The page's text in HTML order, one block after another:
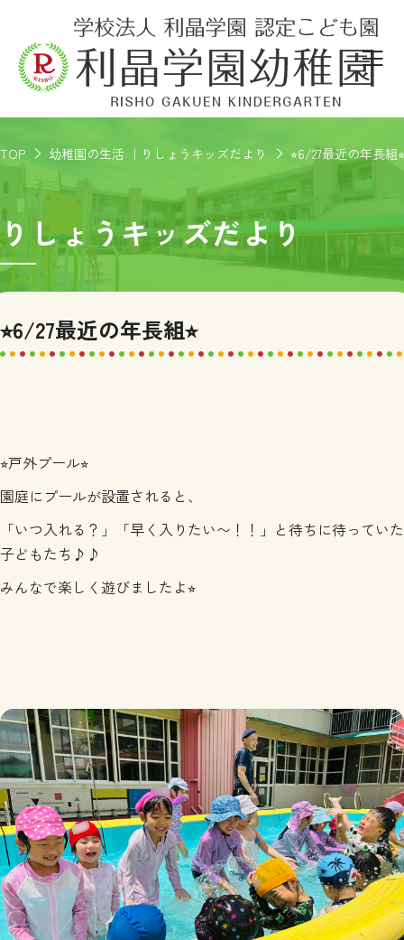
TOP 幼稚園の生活 ｜りしょうキッズだより ⭐︎6/27最近の年長組⭐︎
りしょうキッズだより
⭐︎6/27最近の年長組⭐︎
⭐︎戸外プール⭐︎
園庭にプールが設置されると、
「いつ入れる？」「早く入りたい〜！！」と待ちに待っていた
子どもたち♪♪
みんなで楽しく遊びましたよ⭐︎